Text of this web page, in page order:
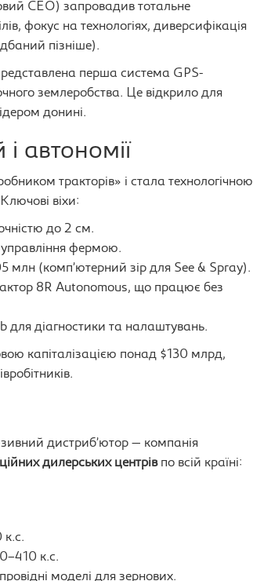
CEO) запровадив тотальне
фокус на технологіях, диверсифікація
пізніше).
перша система GPS-
землеробства. Це відкрило для
донині.
автономії
тракторів» і стала технологічною
віхи:
до 2 см.
фермою.
млн (комп’ютерний зір для See & Spray).
8R Autonomous, що працює без
для діагностики та налаштувань.
капіталізацією понад $130 млрд,
дистриб’ютор — компанія
дилерських центрівпо всій країні:
к.с.
к.с.
моделі для зернових.